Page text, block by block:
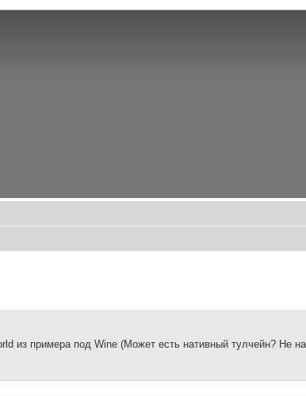
из примера под Wine (Может есть нативный тулчейн? Не